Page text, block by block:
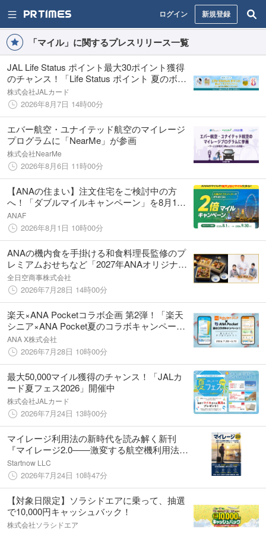
ログイン 新規登録
「マイル」に関するプレスリリース一覧
JAL Life Status ポイント最大30ポイント獲得
のチャンス！「Life Status ポイント 夏のボー
ナスキャンペーン」を開催！
株式会社JALカード
2026年8月7日 14時00分
エバー航空・ユナイテッド航空のマイレージ
プログラムに「NearMe」が参画
株式会社NearMe
2026年8月6日 11時00分
【ANAの住まい】注文住宅をご検討中の方
へ！「ダブルマイルキャンペーン」を8月1日
より開催
ANAF
2026年8月1日 10時00分
ANAの機内食を手掛ける和食料理長監修のプ
レミアムおせちなど「2027年ANAオリジナル
おせち」９種類が登場
全日空商事株式会社
2026年7月28日 14時00分
楽天×ANA Pocketコラボ企画 第2弾！「楽天
シニア×ANA Pocket夏のコラボキャンペー
ン！〜夏も歩いてダブルでおトク！〜」開催
のお知らせ
ANA X株式会社
2026年7月28日 10時00分
最大50,000マイル獲得のチャンス！「JALカ
ード夏フェス2026」開催中
株式会社JALカード
2026年7月24日 13時00分
マイレージ利用法の新時代を読み解く新刊
『マイレージ2.0――激変する航空機利用法と
マイル活用法――』を2026年7月25日に発売
Startnow LLC
2026年7月24日 10時47分
【対象日限定】ソラシドエアに乗って、抽選
で10,000円キャッシュバック！
株式会社ソラシドエア